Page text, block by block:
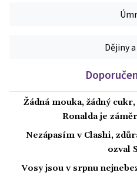
Dějiny
Žádná mouka, žádný
Ronalda je
Nezápasím v Clashi,
ozval
Vosy jsou v srpnu